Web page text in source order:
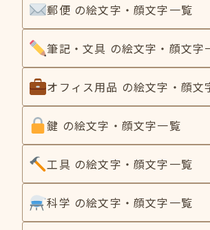
郵便 の絵文字・顔文字一覧
筆記・文具 の絵文字・顔文字
オフィス用品 の絵文字・顔文
鍵 の絵文字・顔文字一覧
工具 の絵文字・顔文字一覧
科学 の絵文字・顔文字一覧